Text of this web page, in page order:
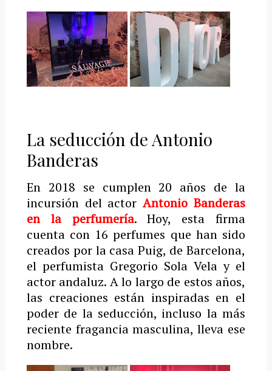
La seducción de Antonio
Banderas
En 2018 se cumplen 20 años de la
incursión del actor Antonio Banderas
en la perfumería. Hoy, esta firma
cuenta con 16 perfumes que han sido
creados por la casa Puig, de Barcelona,
el perfumista Gregorio Sola Vela y el
actor andaluz. A lo largo de estos años,
las creaciones están inspiradas en el
poder de la seducción, incluso la más
reciente fragancia masculina, lleva ese
nombre.